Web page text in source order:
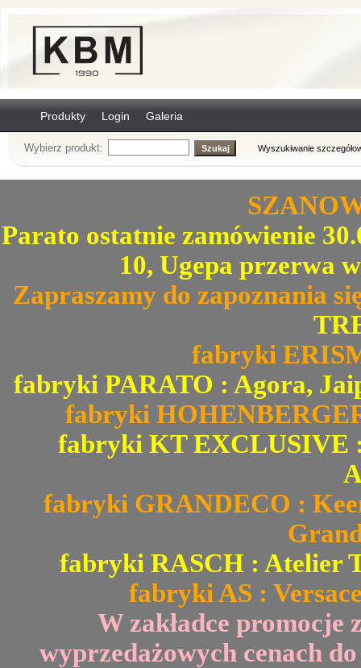
Produkty Login Galeria
Wybierz produkt: Wyszukiwanie
Parato ostatnie zamówienie
10, Ugepa przerwa
Zapraszamy do zapoznania
fabryki
fabryki PARATO : Agora,
fabryki
fabryki KT EXCLUSIVE
fabryki GRANDECO :
fabryki RASCH : Atelier
fabryki AS :
W zakładce promocje
wyprzedażowych cenach